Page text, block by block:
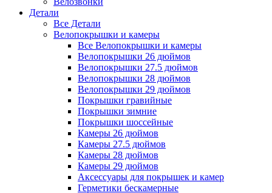
Детали
Все Детали
Велопокрышки и камеры
Все Велопокрышки и камеры
Велопокрышки 26 дюймов
Велопокрышки 27.5 дюймов
Велопокрышки 28 дюймов
Велопокрышки 29 дюймов
Покрышки гравийные
Покрышки зимние
Покрышки шоссейные
Камеры 26 дюймов
Камеры 27.5 дюймов
Камеры 28 дюймов
Камеры 29 дюймов
Аксессуары для покрышек и камер
Герметики бескамерные